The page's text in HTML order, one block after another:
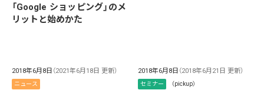
「Google ショッピング」のメ
リットと始めかた
2018年6月8日 （2021年6月18日 更新）
ニュース
2018年6月8日 （2018年6月21日 更新）
セミナー （pickup）